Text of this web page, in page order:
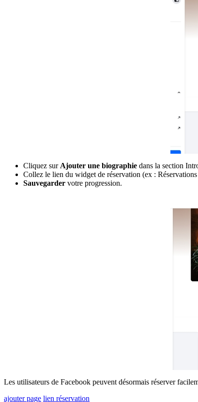
Cliquez sur Ajouter une biographie dans la section
Collez le lien du widget de réservation (ex : Réservations
Sauvegarder votre progression.
Les utilisateurs de Facebook peuvent désormais réserver
ajouter page lien réservation